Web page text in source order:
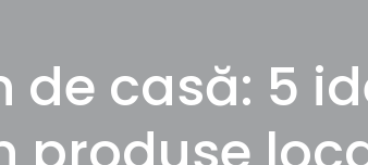
de casă: 5